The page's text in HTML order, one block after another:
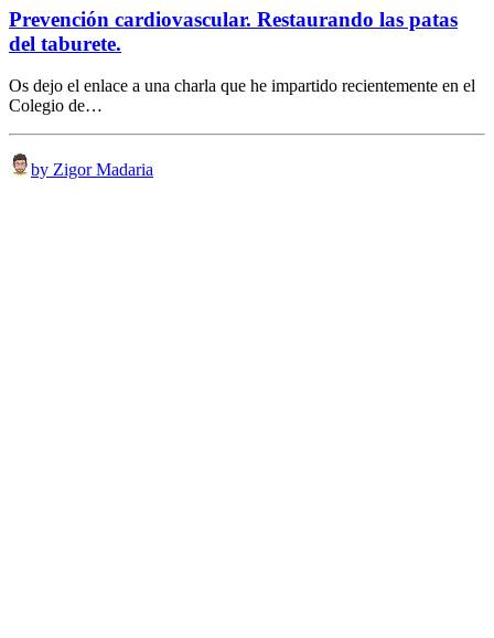
Prevención cardiovascular. Restaurando las patas
del taburete.
Os dejo el enlace a una charla que he impartido recientemente en el
Colegio de…
by Zigor Madaria